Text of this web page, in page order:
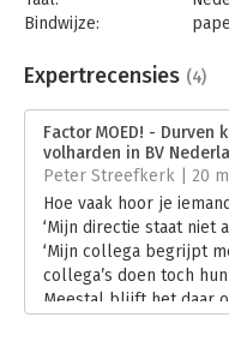
Bindwijze:
Uitgever:
Boom
Verschijningsdatum:
7-
Hoofdrubriek:
Expertrecensies (4)
Factor MOED! - Durven
volharden in BV
Peter Streefkerk | 20
Hoe vaak hoor je
‘Mijn directie staat niet
‘Mijn collega begrijpt
collega’s doen toch hun
Meestal blijft het daar